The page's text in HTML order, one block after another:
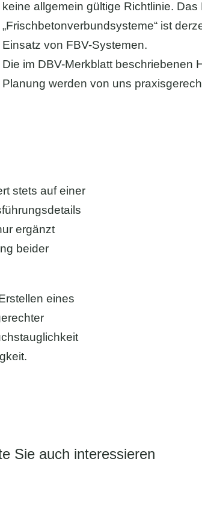
keine allgemein gültige Richtlinie. Das
„Frischbetonverbundsysteme“ ist
Einsatz von FBV-Systemen.
Die im DBV-Merkblatt beschriebenen
Planung werden von uns
stets auf einer
ergänzt
beider
eines
Sie auch interessieren